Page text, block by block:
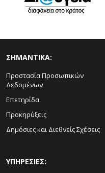
ΣΗΜΑΝΤΙΚΑ:
Προστασία Προσωπικών
Δεδομένων
Επετηρίδα
Προκηρύξεις
Δημόσιες και Διεθνείς Σχέσεις
ΥΠΗΡΕΣΙΕΣ: